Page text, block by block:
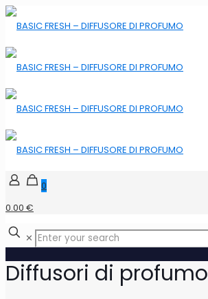
0
0.00 €
✕
Diffusori di profumo